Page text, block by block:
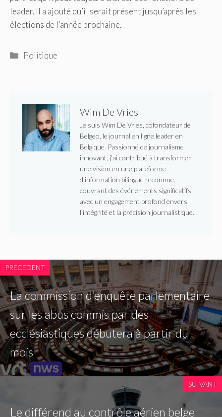
leader. Il a ajouté qu’il serait présent jusqu’après les
élections de l’année prochaine.
Catégories
Politique
Wim De Vries
Je suis Wim De Vries, cofondateur de
Belgeo, le journal en ligne leader en
Belgique. Passionné de journalisme
innovant, j'ai contribué à transformer
une vision en une plateforme
d'information bilingue reconnue,
couvrant des événements significatifs
avec un engagement profond envers
l'intégrité et la précision journalistique.
PRECEDENT
La commission d’enquête parlementaire
sur les abus commis par des
ecclésiastiques débutera à partir du
mois
SUIVANT
Le différend au contrôle aérien belge